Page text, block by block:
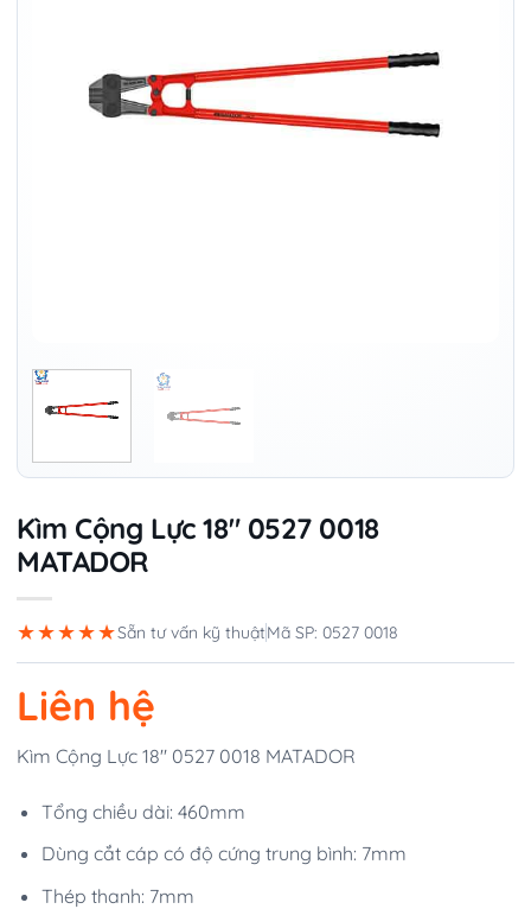
Kìm Cộng Lực 18″ 0527 0018
MATADOR
★★★★★Sẵn tư vấn kỹ thuậtMã SP: 0527 0018
Liên hệ
Kìm Cộng Lực 18″ 0527 0018 MATADOR
Tổng chiều dài: 460mm
Dùng cắt cáp có độ cứng trung bình: 7mm
Thép thanh: 7mm